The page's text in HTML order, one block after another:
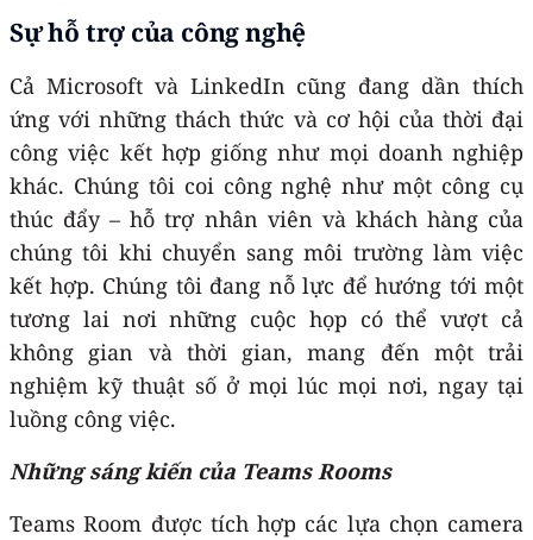
Sự hỗ trợ của công nghệ
Cả Microsoft và LinkedIn cũng đang dần thích
ứng với những thách thức và cơ hội của thời đại
công việc kết hợp giống như mọi doanh nghiệp
khác. Chúng tôi coi công nghệ như một công cụ
thúc đẩy – hỗ trợ nhân viên và khách hàng của
chúng tôi khi chuyển sang môi trường làm việc
kết hợp. Chúng tôi đang nỗ lực để hướng tới một
tương lai nơi những cuộc họp có thể vượt cả
không gian và thời gian, mang đến một trải
nghiệm kỹ thuật số ở mọi lúc mọi nơi, ngay tại
luồng công việc.
Những sáng kiến của Teams Rooms
Teams Room được tích hợp các lựa chọn camera